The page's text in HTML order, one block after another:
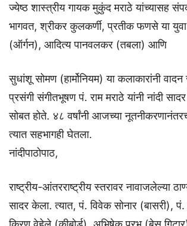
ज्येष्ठ शास्त्रीय गायक मुकुंद मराठे यांच्यासह
भागवत, श्रीकर कुलकर्णी, प्रतीक फणसे या युवा
(ऑर्गन), आदित्य पानवलकर (तबला) आणि
सुधांशू सोमण (हार्मोनियम) या कलाकारांनी
प्रसंगी संगीतभूषण पं. राम मराठे यांनी नांदी
सोबत होते. ४८ वर्षांनी आजच्या
त्यात सहभागही घेतला.
नांदीपाठोपाठ,
राष्ट्रीय-आंतरराष्ट्रीय स्तरावर नावाजलेल्या
सादर केला. त्यात, पं. विवेक सोनार (बासरी),